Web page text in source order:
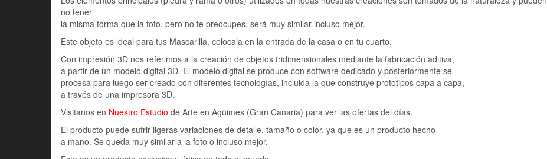
no tener
la misma forma que la foto, pero no te preocupes, será muy similar incluso mejor.
Este objeto es ideal para tus Mascarilla, colocala en la entrada de la casa o en tu cuarto.
Con impresión 3D nos referimos a la creación de objetos tridimensionales mediante la fabricación aditiva,
a partir de un modelo digital 3D. El modelo digital se produce con software dedicado y posteriormente se
procesa para luego ser creado con diferentes tecnologías, incluida la que construye prototipos capa a capa,
a través de una impresora 3D.
Visitanos en Nuestro Estudio de Arte en Agüimes (Gran Canaria) para ver las ofertas del días.
El producto puede sufrir ligeras variaciones de detalle, tamaño o color, ya que es un producto hecho
a mano. Se queda muy similar a la foto o incluso mejor.